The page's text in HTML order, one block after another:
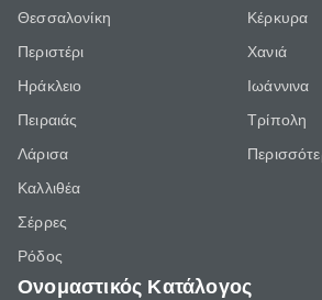
Θεσσαλονίκη
Περιστέρι
Ηράκλειο
Πειραιάς
Λάρισα
Καλλιθέα
Σέρρες
Ρόδος
Κέρκυρα
Χανιά
Ιωάννινα
Τρίπολη
Ονομαστικός Κατάλογος